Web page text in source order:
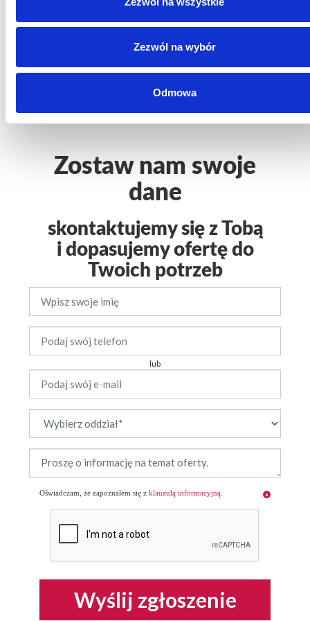
Zezwól na wybór
Odmowa
siedzibą w Warszawie. Mobilize Financial Services to
RCI Leasing Polska Sp. z o.o.
Banque S.A. Oddział w Polsce oraz RCI Leasing Polska Sp.
Zostaw nam swoje
dane
skontaktujemy się z Tobą
i dopasujemy ofertę do
Twoich potrzeb
lub
Oświadczam, że zapoznałem się z klauzulą informacyjną
Wyślij zgłoszenie